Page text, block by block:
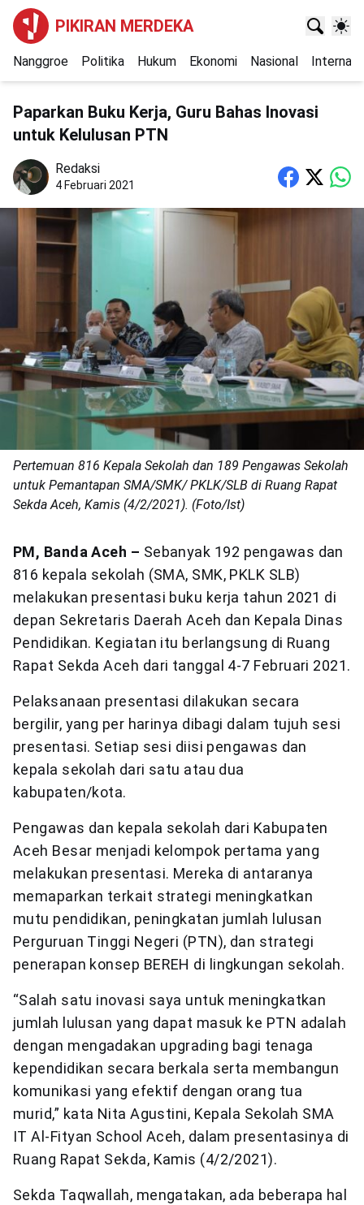
PIKIRAN MERDEKA
Nanggroe Politika Hukum Ekonomi Nasional
Paparkan Buku Kerja, Guru Bahas Inovasi
untuk Kelulusan PTN
Redaksi
4 Februari 2021
Pertemuan 816 Kepala Sekolah dan 189 Pengawas Sekolah
untuk Pemantapan SMA/SMK/ PKLK/SLB di Ruang Rapat
Sekda Aceh, Kamis (4/2/2021). (Foto/Ist)
PM, Banda Aceh – Sebanyak 192 pengawas dan
816 kepala sekolah (SMA, SMK, PKLK SLB)
melakukan presentasi buku kerja tahun 2021 di
depan Sekretaris Daerah Aceh dan Kepala Dinas
Pendidikan. Kegiatan itu berlangsung di Ruang
Rapat Sekda Aceh dari tanggal 4-7 Februari 2021.
Pelaksanaan presentasi dilakukan secara
bergilir, yang per harinya dibagi dalam tujuh sesi
presentasi. Setiap sesi diisi pengawas dan
kepala sekolah dari satu atau dua
kabupaten/kota.
Pengawas dan kepala sekolah dari Kabupaten
Aceh Besar menjadi kelompok pertama yang
melakukan presentasi. Mereka di antaranya
memaparkan terkait strategi meningkatkan
mutu pendidikan, peningkatan jumlah lulusan
Perguruan Tinggi Negeri (PTN), dan strategi
penerapan konsep BEREH di lingkungan sekolah.
“Salah satu inovasi saya untuk meningkatkan
jumlah lulusan yang dapat masuk ke PTN adalah
dengan mengadakan upgrading bagi tenaga
kependidikan secara berkala serta membangun
komunikasi yang efektif dengan orang tua
murid,” kata Nita Agustini, Kepala Sekolah SMA
IT Al-Fityan School Aceh, dalam presentasinya di
Ruang Rapat Sekda, Kamis (4/2/2021).
Sekda Taqwallah, mengatakan, ada beberapa hal